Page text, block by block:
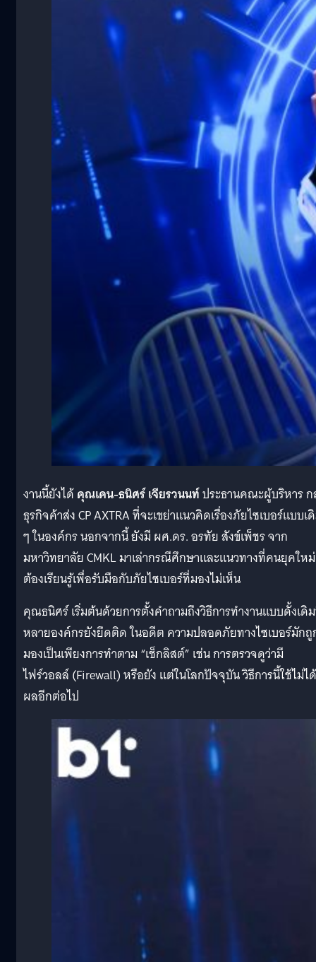
งานนี้ยังได้คุณเคน-ธนิศร์ เจียรวนนท์ประธานคณะผู้บริหาร
ธุรกิจค้าส่ง CP AXTRA ที่จะเขย่าแนวคิดเรื่องภัยไซเบอร์แบบเ
ๆ ในองค์กร นอกจากนี้ ยังมี ผศ.ดร. อรทัย สังข์เพ็ชร จาก
มหาวิทยาลัย CMKL มาเล่ากรณีศึกษาและแนวทางที่คนยุคใหม่
ต้องเรียนรู้เพื่อรับมือกับภัยไซเบอร์ที่มองไม่เห็น
คุณธนิศร์ เริ่มต้นด้วยการตั้งคำถามถึงวิธีการทำงานแบบดั้งเดิ
หลายองค์กรยังยึดติด ในอดีต ความปลอดภัยทางไซเบอร์มัก
มองเป็นเพียงการทำตาม “เช็กลิสต์” เช่น การตรวจดูว่ามี
ไฟร์วอลล์ (Firewall) หรือยัง แต่ในโลกปัจจุบัน วิธีการนี้ใช้ไม่ได้
ผลอีกต่อไป